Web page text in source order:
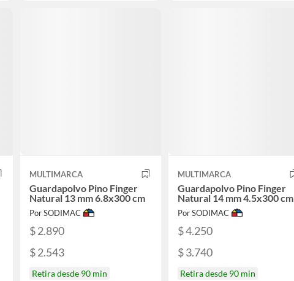
MULTIMARCA
Guardapolvo Pino Finger
Natural 13 mm 6.8x300 cm
Por SODIMAC
$ 2.890
$ 2.543
Retira desde 90 min
MULTIMARCA
Guardapolvo Pino Finger
Natural 14 mm 4.5x300 cm
Por SODIMAC
$ 4.250
$ 3.740
Retira desde 90 min